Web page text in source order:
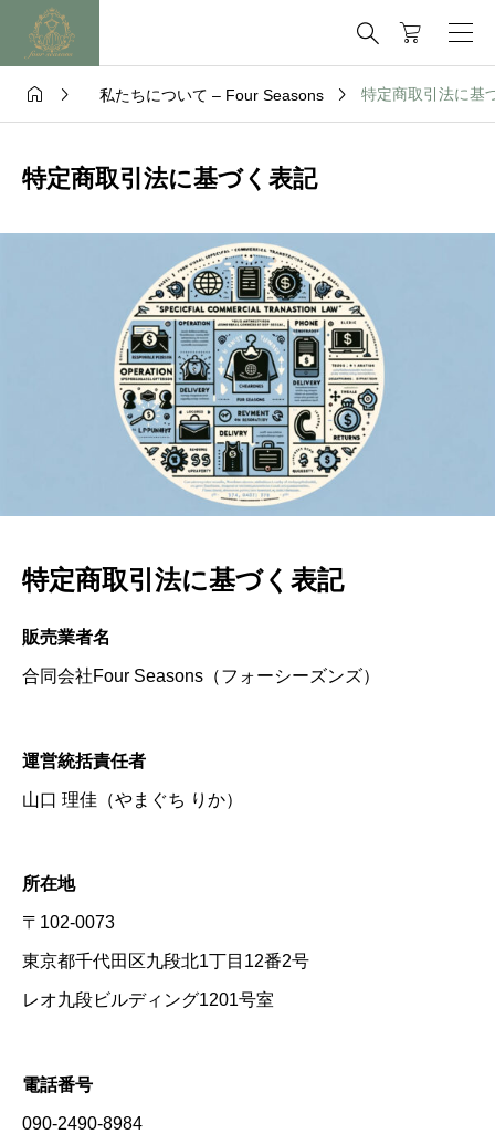

  私たちについて – Four Seasons  特定商取引法に基
特定商取引法に基づく表記
特定商取引法に基づく表記
販売業者名
合同会社Four Seasons（フォーシーズンズ）
運営統括責任者
山口 理佳（やまぐち りか）
所在地
〒102-0073
東京都千代田区九段北1丁目12番2号
レオ九段ビルディング1201号室
電話番号
090-2490-8984